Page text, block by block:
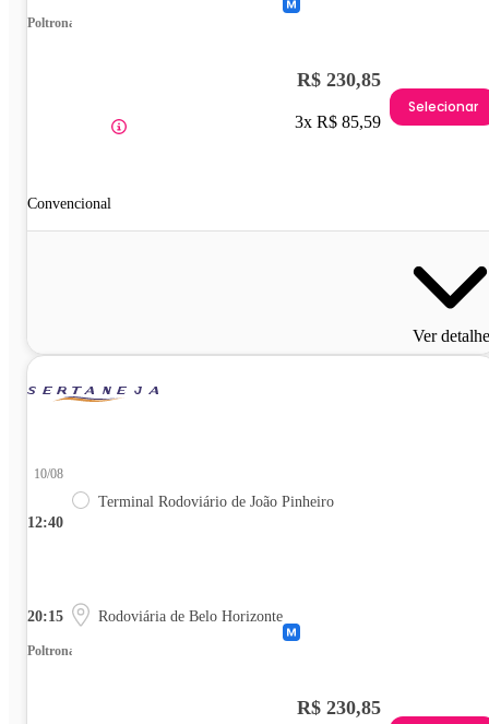
Poltrona
Convencional
R$ 230,85
3x R$ 85,59
Selecionar
Ver
12:40
10/08
Terminal Rodoviário de João Pinheiro
20:15 Rodoviária de Belo Horizonte
Poltrona
R$ 230,85